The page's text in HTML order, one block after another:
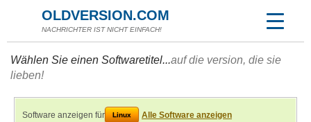
OLDVERSION.COM
NACHRICHTER IST NICHT EINFACH!
Wählen Sie einen Softwaretitel...auf die version, die sie
lieben!
Software anzeigen für Linux Alle Software anzeigen